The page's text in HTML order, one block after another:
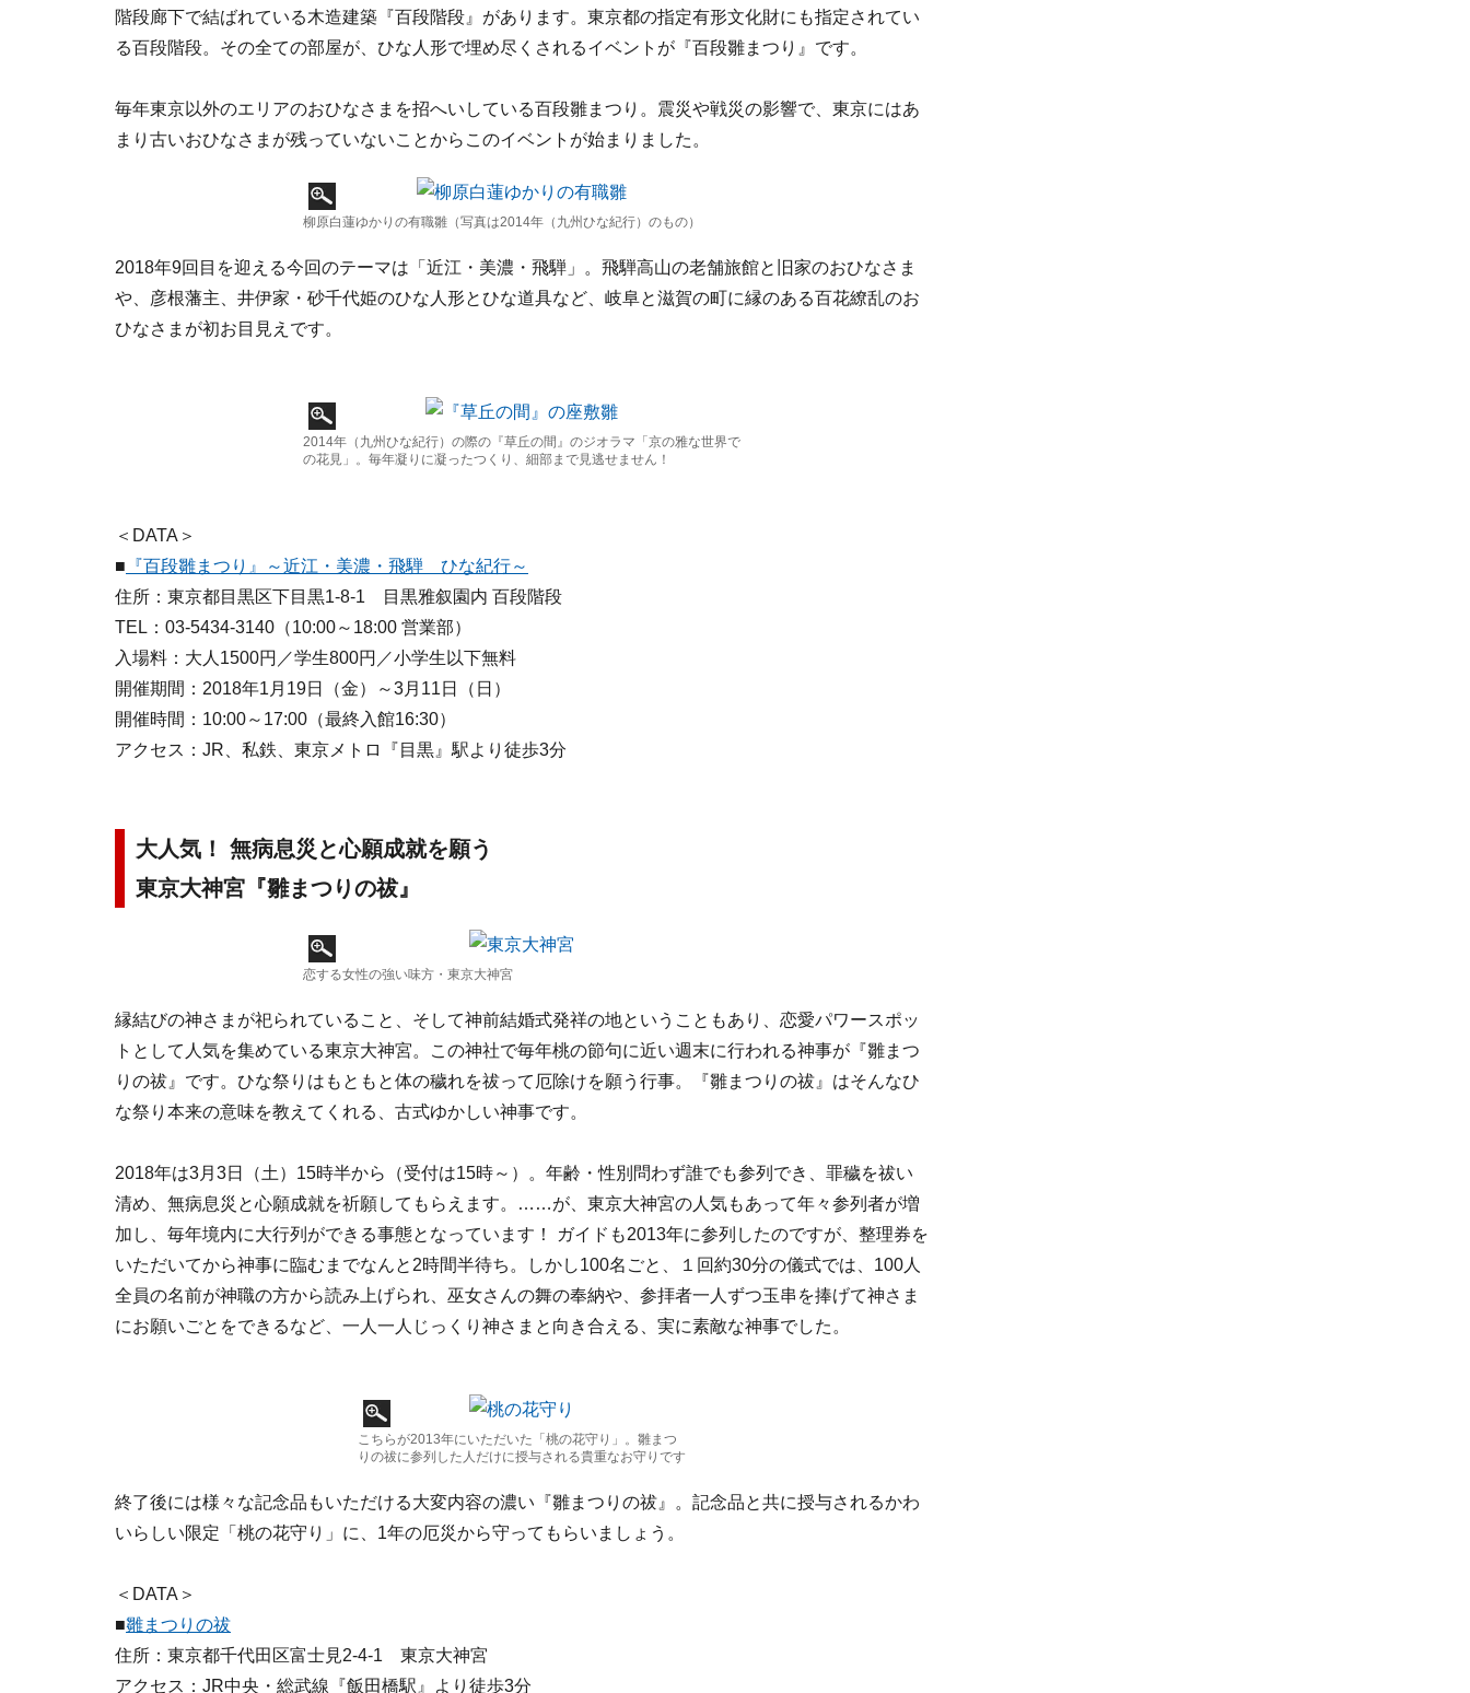
階段廊下で結ばれている木造建築『百段階段』があります。東京都の指定有形文化財にも指定されてい
る百段階段。その全ての部屋が、ひな人形で埋め尽くされるイベントが『百段雛まつり』です。
毎年東京以外のエリアのおひなさまを招へいしている百段雛まつり。震災や戦災の影響で、東京にはあ
まり古いおひなさまが残っていないことからこのイベントが始まりました。
柳原白蓮ゆかりの有職雛（写真は2014年（九州ひな紀行）のもの）
2018年9回目を迎える今回のテーマは「近江・美濃・飛騨」。飛騨高山の老舗旅館と旧家のおひなさま
や、彦根藩主、井伊家・砂千代姫のひな人形とひな道具など、岐阜と滋賀の町に縁のある百花繚乱のお
ひなさまが初お目見えです。
2014年（九州ひな紀行）の際の『草丘の間』のジオラマ「京の雅な世界で
の花見」。毎年凝りに凝ったつくり、細部まで見逃せません！
＜DATA＞
■ 『百段雛まつり』～近江・美濃・飛騨 ひな紀行～
住所：東京都目黒区下目黒1-8-1 目黒雅叙園内 百段階段
TEL：03-5434-3140（10:00～18:00 営業部）
入場料：大人1500円／学生800円／小学生以下無料
開催期間：2018年1月19日（金）～3月11日（日）
開催時間：10:00～17:00（最終入館16:30）
アクセス：JR、私鉄、東京メトロ『目黒』駅より徒歩3分
大人気！ 無病息災と心願成就を願う
東京大神宮『雛まつりの祓』
恋する女性の強い味方・東京大神宮
縁結びの神さまが祀られていること、そして神前結婚式発祥の地ということもあり、恋愛パワースポッ
トとして人気を集めている東京大神宮。この神社で毎年桃の節句に近い週末に行われる神事が『雛まつ
りの祓』です。ひな祭りはもともと体の穢れを祓って厄除けを願う行事。『雛まつりの祓』はそんなひ
な祭り本来の意味を教えてくれる、古式ゆかしい神事です。
2018年は3月3日（土）15時半から（受付は15時～）。年齢・性別問わず誰でも参列でき、罪穢を祓い
清め、無病息災と心願成就を祈願してもらえます。……が、東京大神宮の人気もあって年々参列者が増
加し、毎年境内に大行列ができる事態となっています！ ガイドも2013年に参列したのですが、整理券を
いただいてから神事に臨むまでなんと2時間半待ち。しかし100名ごと、１回約30分の儀式では、100人
全員の名前が神職の方から読み上げられ、巫女さんの舞の奉納や、参拝者一人ずつ玉串を捧げて神さま
にお願いごとをできるなど、一人一人じっくり神さまと向き合える、実に素敵な神事でした。
こちらが2013年にいただいた「桃の花守り」。雛まつ
りの祓に参列した人だけに授与される貴重なお守りです
終了後には様々な記念品もいただける大変内容の濃い『雛まつりの祓』。記念品と共に授与されるかわ
いらしい限定「桃の花守り」に、1年の厄災から守ってもらいましょう。
＜DATA＞
■雛まつりの祓
住所：東京都千代田区富士見2-4-1 東京大神宮
アクセス：JR中央・総武線『飯田橋駅』より徒歩3分